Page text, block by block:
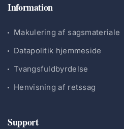
Information
Makulering af sagsmateriale
Datapolitik hjemmeside
Tvangsfuldbyrdelse
Henvisning af retssag
Support